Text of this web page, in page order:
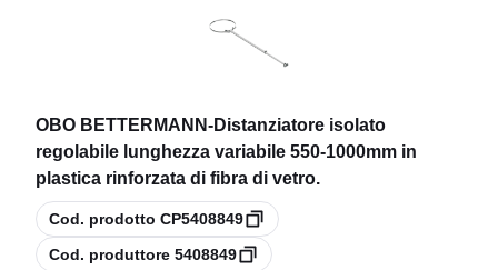
OBO BETTERMANN-Distanziatore isolato
regolabile lunghezza variabile 550-1000mm in
plastica rinforzata di fibra di vetro.
copiaCod. prodotto CP5408849
copiaCod. produttore 5408849